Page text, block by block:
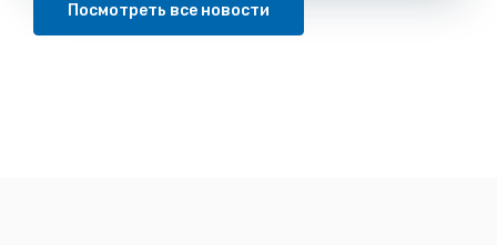
Посмотреть все новости